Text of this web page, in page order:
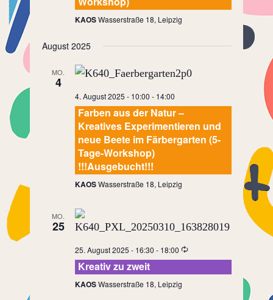
KAOSWasserstraße 18, Leipzig
August 2025
MO.
4
4. August 2025 - 10:00 - 14:00
Farben aus der Natur –
Kreatives Experimentieren und
neue Beete im Färbergarten (5-
Tage-Workshop)
!!!Ausgebucht!!!
KAOSWasserstraße 18, Leipzig
MO.
25
25. August 2025 - 16:30 - 18:00
Kreativ zu zweit
KAOSWasserstraße 18, Leipzig